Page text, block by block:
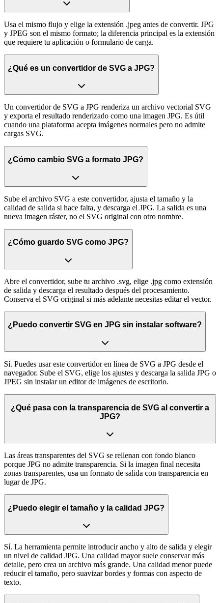
Usa el mismo flujo y elige la extensión .jpeg antes de convertir. JPG
y JPEG son el mismo formato; la diferencia principal es la extensión
que requiere tu aplicación o formulario de carga.
¿Qué es un convertidor de SVG a JPG?
Un convertidor de SVG a JPG renderiza un archivo vectorial SVG
y exporta el resultado renderizado como una imagen JPG. Es útil
cuando una plataforma acepta imágenes normales pero no admite
cargas SVG.
¿Cómo cambio SVG a formato JPG?
Sube el archivo SVG a este convertidor, ajusta el tamaño y la
calidad de salida si hace falta, y descarga el JPG. La salida es una
nueva imagen ráster, no el SVG original con otro nombre.
¿Cómo guardo SVG como JPG?
Abre el convertidor, sube tu archivo .svg, elige .jpg como extensión
de salida y descarga el resultado después del procesamiento.
Conserva el SVG original si más adelante necesitas editar el vector.
¿Puedo convertir SVG en JPG sin instalar software?
Sí. Puedes usar este convertidor en línea de SVG a JPG desde el
navegador. Sube el SVG, elige los ajustes y descarga la salida JPG o
JPEG sin instalar un editor de imágenes de escritorio.
¿Qué pasa con la transparencia de SVG al convertir a
JPG?
Las áreas transparentes del SVG se rellenan con fondo blanco
porque JPG no admite transparencia. Si la imagen final necesita
zonas transparentes, usa un formato de salida con transparencia en
lugar de JPG.
¿Puedo elegir el tamaño y la calidad JPG?
Sí. La herramienta permite introducir ancho y alto de salida y elegir
un nivel de calidad JPG. Una calidad mayor suele conservar más
detalle, pero crea un archivo más grande. Una calidad menor puede
reducir el tamaño, pero suavizar bordes y formas con aspecto de
texto.